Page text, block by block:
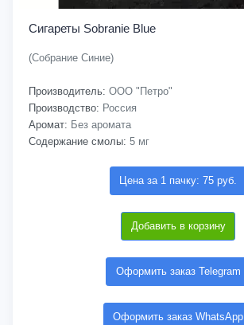
Сигареты Sobranie Blue
(Собрание Синие)
Производитель: ООО "Петро"
Производство: Россия
Аромат: Без аромата
Содержание смолы: 5 мг
Цена за 1 пачку: 75 руб.
Добавить в корзину
Оформить заказ Telegram
Оформить заказ WhatsApp